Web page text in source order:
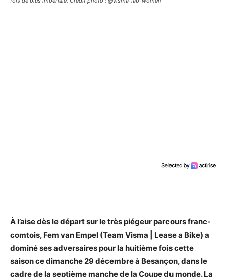
À l’aise dès le départ sur le très piégeur parcours franc-
comtois, Fem van Empel (Team Visma | Lease a Bike) a
dominé ses adversaires pour la huitième fois cette
saison ce dimanche 29 décembre à Besançon, dans le
cadre de la septième manche de la Coupe du monde. La